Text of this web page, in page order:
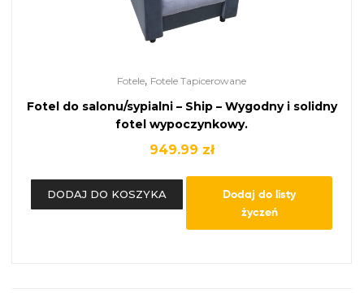
Fotele, Fotele Tapicerowane
Fotel do salonu/sypialni – Ship – Wygodny i solidny
fotel wypoczynkowy.
949.99 zł
DODAJ DO KOSZYKA
Dodaj do listy
życzeń